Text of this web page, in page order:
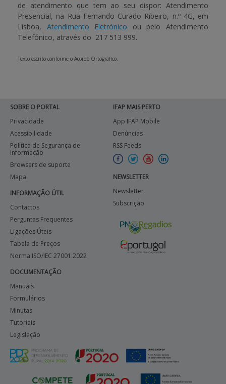
de atendimento que tem ao seu dispor: Atendimento
Presencial, na Rua Fernando Curado Ribeiro, n.º 4G, em
Lisboa, Atendimento Eletrónico ou pelo Atendimento
Telefónico, através do 217 513 999.
Texto escrito conforme o Acordo Ortográfico.
SOBRE O PORTAL
Privacidade
Acessibilidade
Política de Segurança de
Informação
Browsers de suporte
Mapa
INFORMAÇÃO ÚTIL
Contactos
Perguntas Frequentes
Ligações Úteis
Tabela de Preços
Norma ISO/IEC 27001:2022
DOCUMENTAÇÃO
Manuais
Formulários
Minutas
Tutoriais
Legislação
IFAP MAIS PERTO
App IFAP Mobile
Denúncias
RSS Feeds
NEWSLETTER
Newsletter
Subscrição